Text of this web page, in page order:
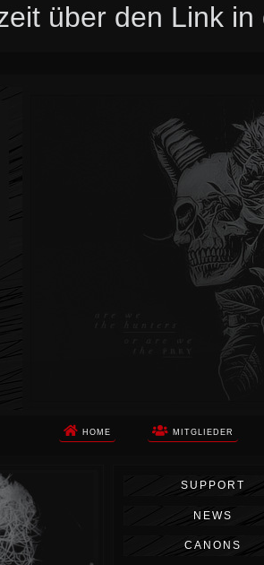
über den Link
HOME MITGLIEDER
ist das Wort,
kommt, als
aufwachen, Ihr
Ihr Geist
Vor
SUPPORT
NEWS
CANONS